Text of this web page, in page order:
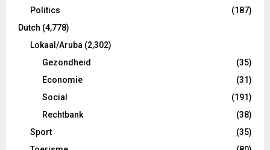
Politics
(187)
Dutch (4,778)
Lokaal/Aruba (2,302)
Gezondheid
(35)
Economie
(31)
Social
(191)
Rechtbank
(38)
Sport
(35)